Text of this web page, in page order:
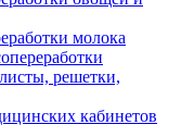
молока
решетки,
кабинетов